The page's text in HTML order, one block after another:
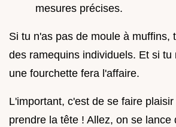
mesures précises.
Si tu n'as pas de moule à muffins,
des ramequins individuels. Et si tu
une fourchette fera l'affaire.
L'important, c'est de se faire
prendre la tête ! Allez, on se lance